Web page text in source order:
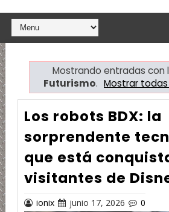
Mostrando entradas con
Futurismo. Mostrar
Los robots BDX: la
sorprendente
que está
visitantes de
ionix junio 17, 2026 0